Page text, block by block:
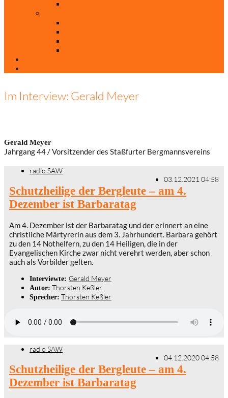
Im Interview: Gerald Meyer
Gerald Meyer
Jahrgang 44 / Vorsitzender des Staßfurter Bergmannsvereins
radio SAW
03.12.2021 04:58
Schutzheilige der Bergleute – am 4.
Dezember ist Barbaratag
Am 4. Dezember ist der Barbaratag und der erinnert an eine
christliche Märtyrerin aus dem 3. Jahrhundert. Barbara gehört
zu den 14 Nothelfern, zu den 14 Heiligen, die in der
Evangelischen Kirche zwar nicht verehrt werden, aber schon
auch als Vorbilder gelten.
Interviewte: Gerald Meyer
Autor: Thorsten Keßler
Sprecher: Thorsten Keßler
radio SAW
04.12.2020 04:58
Schutzheilige der Bergleute – am 4.
Dezember ist Barbaratag